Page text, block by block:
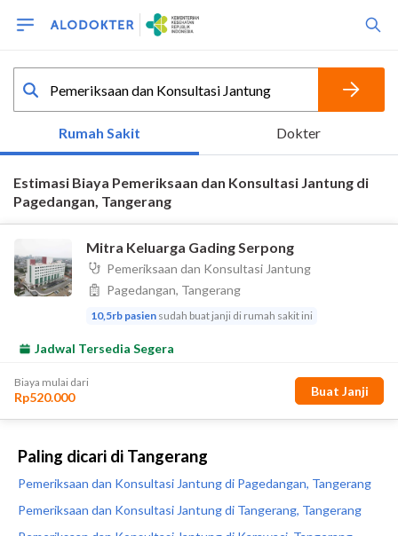
Paling dicari di Tangerang
Pemeriksaan dan Konsultasi Jantung di Pagedangan, Tangerang
Pemeriksaan dan Konsultasi Jantung di Tangerang, Tangerang